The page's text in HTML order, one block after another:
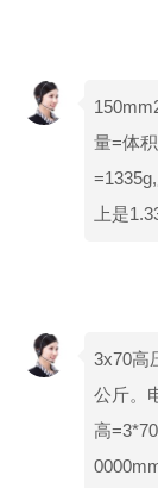
量=体
上是
3x70高
公斤。
高